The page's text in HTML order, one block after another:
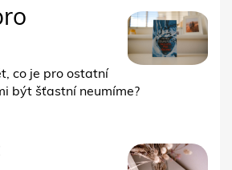
co je pro ostatní
být šťastní neumíme?